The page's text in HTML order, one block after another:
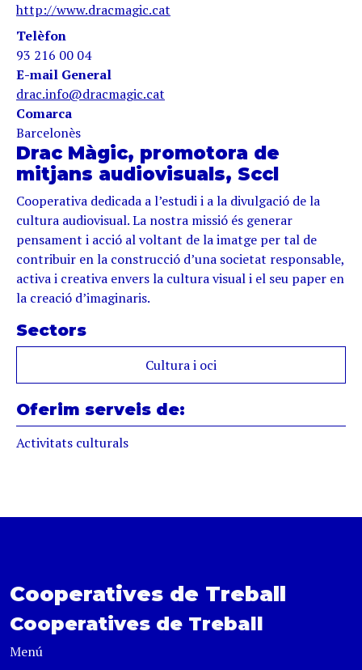
http://www.dracmagic.cat
Telèfon
93 216 00 04
E-mail General
drac.info@dracmagic.cat
Comarca
Barcelonès
Drac Màgic, promotora de
mitjans audiovisuals, Sccl
Cooperativa dedicada a l’estudi i a la divulgació de la
cultura audiovisual. La nostra missió és generar
pensament i acció al voltant de la imatge per tal de
contribuir en la construcció d’una societat responsable,
activa i creativa envers la cultura visual i el seu paper en
la creació d’imaginaris.
Sectors
Cultura i oci
Oferim serveis de:
Activitats culturals
Cooperatives de Treball
Cooperatives de Treball
Menú